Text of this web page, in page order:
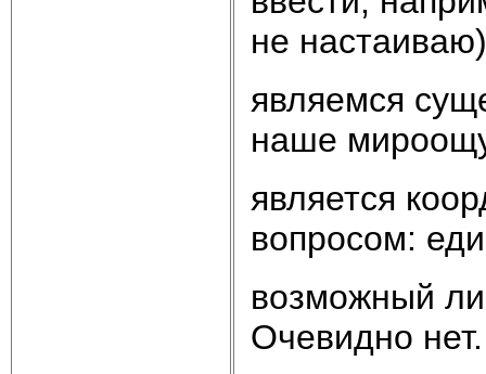
не
являемся
наше
является
вопросом:
возможный
Очевидно